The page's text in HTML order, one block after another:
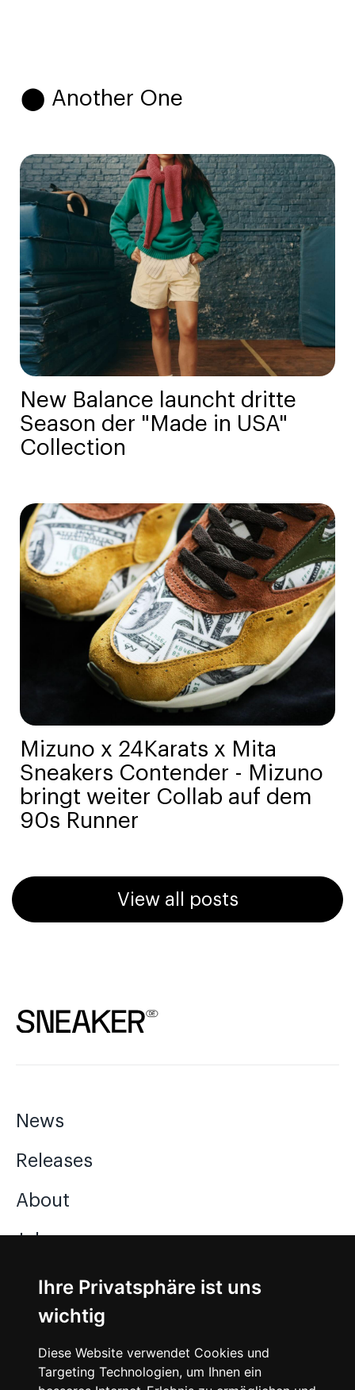
Ihre Privatsphäre ist uns
wichtig
Diese Website verwendet Cookies und
Targeting Technologien, um Ihnen ein
⬤ Another One
New Balance launcht dritte
Season der "Made in USA"
Collection
Mizuno x 24Karats x Mita
Sneakers Contender - Mizuno
bringt weiter Collab auf dem
90s Runner
View all posts
News
Releases
About
Jobs
Instagram
Facebook
Vimeo